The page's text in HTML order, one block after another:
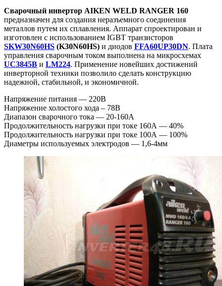
Сварочный инвертор AIKEN WELD RANGER 160
предназначен для создания неразъемного соединения
металлов путем их сплавления. Аппарат спроектирован и
изготовлен с использованием IGBT транзисторов
SKW30N60HS (K30N60HS) и диодов FFA60UP30DN. Плата
управления сварочным током выполнена на микросхемах
UC3845B и LM224. Применение новейших достижений
инверторной техники позволило сделать конструкцию
надежной, стабильной, и экономичной.
Напряжение питания — 220В
Напряжение холостого хода – 78В
Диапазон сварочного тока — 20-160А
Продолжительность нагрузки при токе 160А — 40%
Продолжительность нагрузки при токе 100А — 100%
Диаметры используемых электродов — 1,6-4мм